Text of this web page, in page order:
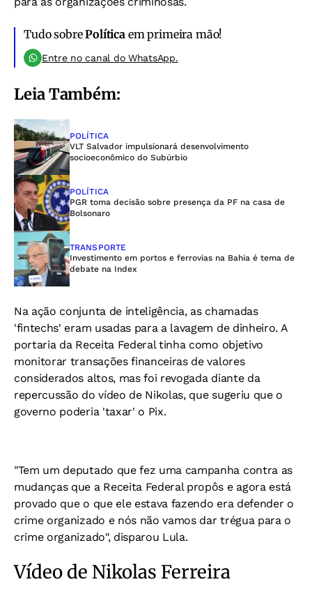
Tudo sobrePolíticaem primeira mão!
Entre no canal do WhatsApp.
Leia Também:
POLÍTICA
VLT Salvador impulsionará desenvolvimento
socioeconômico do Subúrbio
POLÍTICA
PGR toma decisão sobre presença da PF na casa de
Bolsonaro
TRANSPORTE
Investimento em portos e ferrovias na Bahia é tema de
debate na Index
Na ação conjunta de inteligência, as chamadas
'fintechs' eram usadas para a lavagem de dinheiro. A
portaria da Receita Federal tinha como objetivo
monitorar transações financeiras de valores
considerados altos, mas foi revogada diante da
repercussão do vídeo de Nikolas, que sugeriu que o
governo poderia 'taxar' o Pix.
"Tem um deputado que fez uma campanha contra as
mudanças que a Receita Federal propôs e agora está
provado que o que ele estava fazendo era defender o
crime organizado e nós não vamos dar trégua para o
crime organizado", disparou Lula.
Vídeo de Nikolas Ferreira